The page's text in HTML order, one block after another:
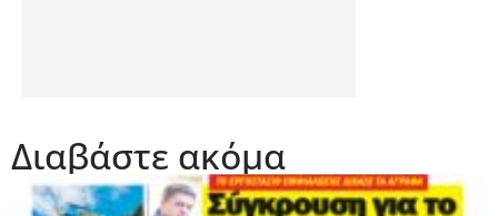
Διαβάστε ακόμα